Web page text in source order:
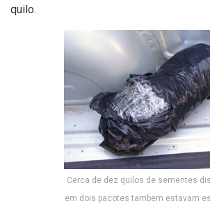
quilo.
Cerca de dez quilos de sementes
em dois pacotes tambem estavam